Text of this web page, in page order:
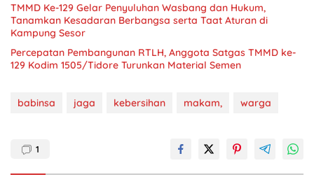
TMMD Ke-129 Gelar Penyuluhan Wasbang dan Hukum,
Tanamkan Kesadaran Berbangsa serta Taat Aturan di
Kampung Sesor
Percepatan Pembangunan RTLH, Anggota Satgas TMMD ke-
129 Kodim 1505/Tidore Turunkan Material Semen
babinsa jaga kebersihan makam, warga
1